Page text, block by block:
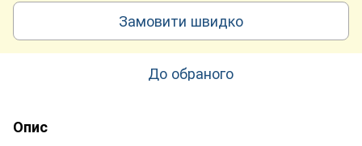
Замовити швидко
До обраного
Опис